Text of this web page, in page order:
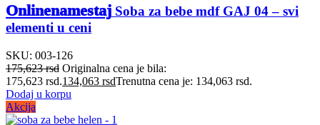
Onlinenamestaj Soba za bebe mdf GAJ 04 – svi
elementi u ceni
SKU: 003-126
175,623rsd Originalna cena je bila:
175,623 rsd.134,063 rsdTrenutna cena je: 134,063 rsd.
Dodaj u korpu
Akcija